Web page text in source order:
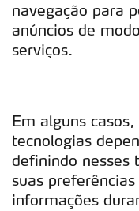
navegação para
anúncios de
serviços.
Em alguns
tecnologias
definindo nesses
suas
informações